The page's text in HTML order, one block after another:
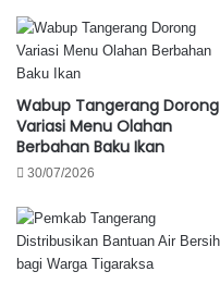
Wabup Tangerang Dorong
Variasi Menu Olahan
Berbahan Baku Ikan
30/07/2026